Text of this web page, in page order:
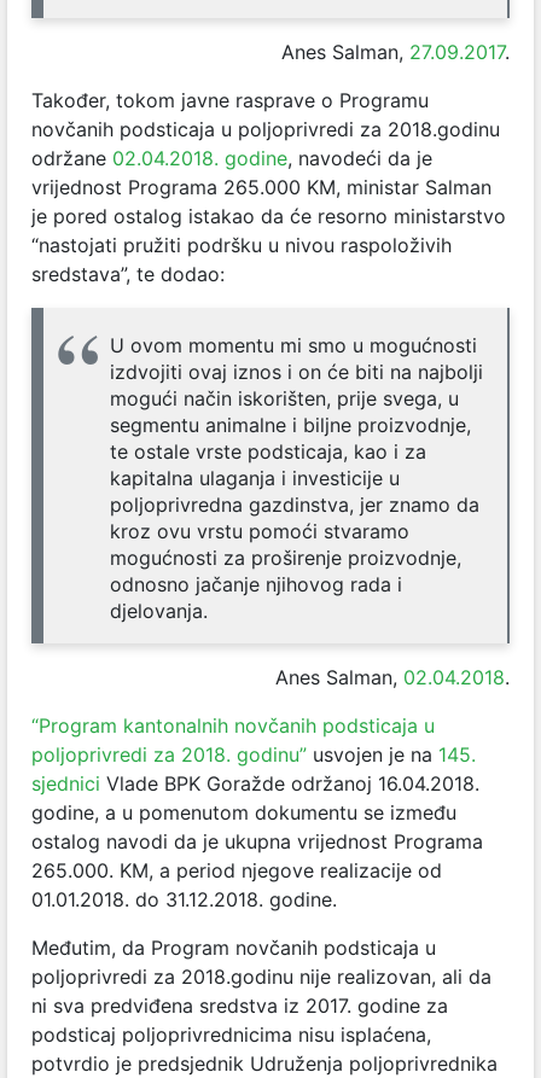
Anes Salman, 27.09.2017.
Također, tokom javne rasprave o Programu
novčanih podsticaja u poljoprivredi za 2018.godinu
održane 02.04.2018. godine, navodeći da je
vrijednost Programa 265.000 KM, ministar Salman
je pored ostalog istakao da će resorno ministarstvo
“nastojati pružiti podršku u nivou raspoloživih
sredstava”, te dodao:
U ovom momentu mi smo u mogućnosti
izdvojiti ovaj iznos i on će biti na najbolji
mogući način iskorišten, prije svega, u
segmentu animalne i biljne proizvodnje,
te ostale vrste podsticaja, kao i za
kapitalna ulaganja i investicije u
poljoprivredna gazdinstva, jer znamo da
kroz ovu vrstu pomoći stvaramo
mogućnosti za proširenje proizvodnje,
odnosno jačanje njihovog rada i
djelovanja.
Anes Salman, 02.04.2018.
“Program kantonalnih novčanih podsticaja u
poljoprivredi za 2018. godinu” usvojen je na 145.
sjednici Vlade BPK Goražde održanoj 16.04.2018.
godine, a u pomenutom dokumentu se između
ostalog navodi da je ukupna vrijednost Programa
265.000. KM, a period njegove realizacije od
01.01.2018. do 31.12.2018. godine.
Međutim, da Program novčanih podsticaja u
poljoprivredi za 2018.godinu nije realizovan, ali da
ni sva predviđena sredstva iz 2017. godine za
podsticaj poljoprivrednicima nisu isplaćena,
potvrdio je predsjednik Udruženja poljoprivrednika